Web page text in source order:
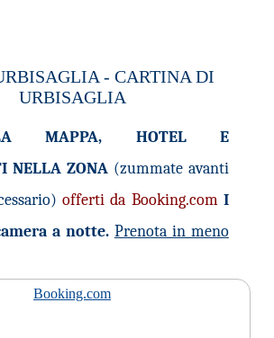
- CARTINA DI
URBISAGLIA
MAPPA, HOTEL E
NELLA ZONA (zummate avanti
offerti da Booking.comI
a notte. Prenota in meno
Booking.com